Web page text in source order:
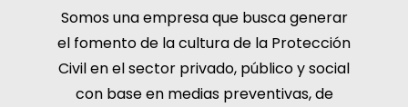
Somos una empresa que busca generar
el fomento de la cultura de la Protección
Civil en el sector privado, público y social
con base en medias preventivas, de